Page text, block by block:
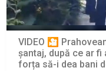
VIDEO 🎦
șantaj, după ce ar fi
forța să-i dea bani